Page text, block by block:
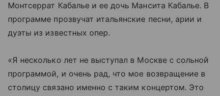
Монтсеррат Кабалье и ее дочь Мансита Кабалье. В
программе прозвучат итальянские песни, арии и
дуэты из известных опер.
«Я несколько лет не выступал в Москве с сольной
программой, и очень рад, что мое возвращение в
столицу связано именно с таким концертом. Это